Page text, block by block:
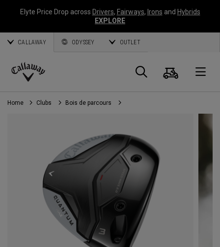
Elyte Price Drop across Drivers, Fairways, Irons and Hybrids
EXPLORE
CALLAWAY ODYSSEY OUTLET
Callaway
Golf
Panier
Home Clubs Bois de parcours